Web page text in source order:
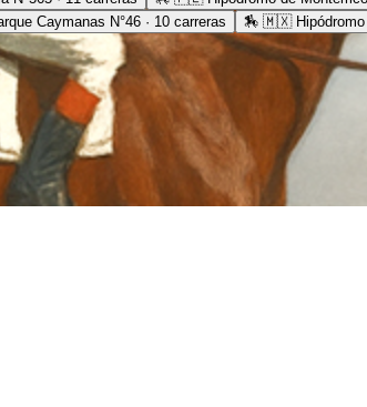
Caymanas N°46 · 10 carreras 🏇 🇲🇽 Hipódromo